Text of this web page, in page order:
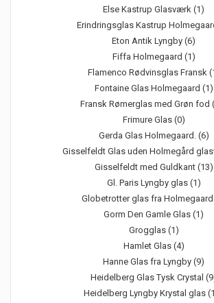
Else Kastrup Glasværk (1)
Erindringsglas Kastrup
Eton Antik Lyngby (6)
Fiffa Holmegaard (1)
Flamenco Rødvinsglas Fransk
Fontaine Glas Holmegaard (1)
Fransk Rømerglas med Grøn fod
Frimure Glas (0)
Gerda Glas Holmegaard. (6)
Gisselfeldt Glas uden Holmegård
Gisselfeldt med Guldkant (13)
Gl. Paris Lyngby glas (1)
Globetrotter glas fra Holmegaard
Gorm Den Gamle Glas (1)
Grogglas (1)
Hamlet Glas (4)
Hanne Glas fra Lyngby (9)
Heidelberg Glas Tysk Crystal
Heidelberg Lyngby Krystal glas